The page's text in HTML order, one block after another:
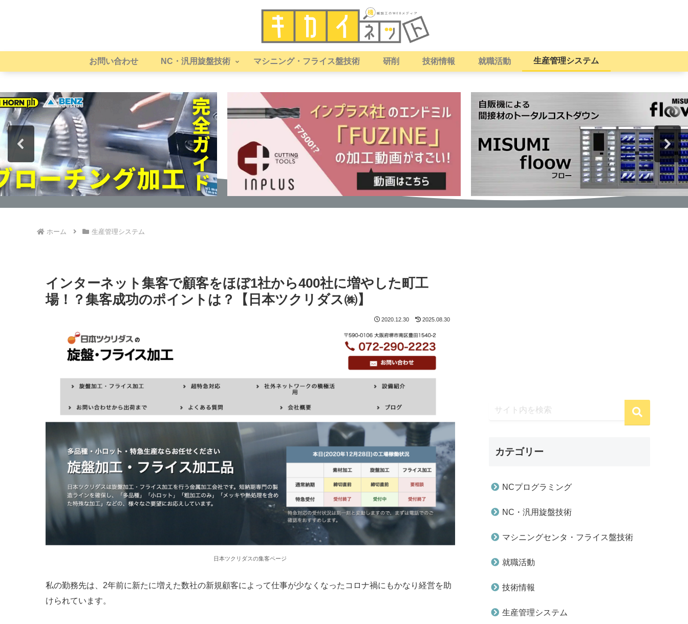
お問い合わせ NC・汎用旋盤技術 マシニング・フライス盤技術 研削 技術情報 就職活動 生産管理システム
ホーム 生産管理システム
インターネット集客で顧客をほぼ1社から400社に増やした町工
場！？集客成功のポイントは？【日本ツクリダス㈱】
2020.12.30 2025.08.30
日本ツクリダスの集客ページ
私の勤務先は、2年前に新たに増えた数社の新規顧客によって仕事が少なくなったコロナ禍にもかなり経営を助
けられています。
カテゴリー
NCプログラミング
NC・汎用旋盤技術
マシニングセンタ・フライス盤技術
就職活動
技術情報
生産管理システム